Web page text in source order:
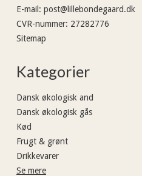
E-mail : post@lillebondegaard.dk
CVR-nummer: 27282776
Sitemap
Kategorier
Dansk økologisk and
Dansk økologisk gås
Kød
Frugt & grønt
Drikkevarer
Se mere